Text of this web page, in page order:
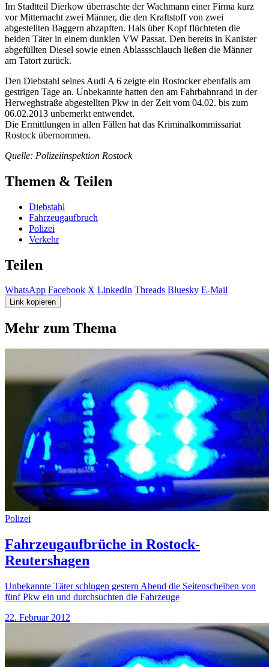
Im Stadtteil Dierkow überraschte der Wachmann einer Firma kurz
vor Mitternacht zwei Männer, die den Kraftstoff von zwei
abgestellten Baggern abzapften. Hals über Kopf flüchteten die
beiden Täter in einem dunklen VW Passat. Den bereits in Kanister
abgefüllten Diesel sowie einen Ablassschlauch ließen die Männer
am Tatort zurück.
Den Diebstahl seines Audi A 6 zeigte ein Rostocker ebenfalls am
gestrigen Tage an. Unbekannte hatten den am Fahrbahnrand in der
Herweghstraße abgestellten Pkw in der Zeit vom 04.02. bis zum
06.02.2013 unbemerkt entwendet.
Die Ermittlungen in allen Fällen hat das Kriminalkommissariat
Rostock übernommen.
Quelle: Polizeiinspektion Rostock
Themen & Teilen
Diebstahl
Fahrzeugaufbruch
Polizei
Verkehr
Teilen
WhatsApp Facebook X LinkedIn Threads Bluesky E-Mail
Link kopieren
Mehr zum Thema
Polizei
Fahrzeugaufbrüche in Rostock-
Reutershagen
Unbekannte Täter schlugen gestern Abend die Seitenscheiben von
fünf Pkw ein und durchsuchten die Fahrzeuge
22. Februar 2012